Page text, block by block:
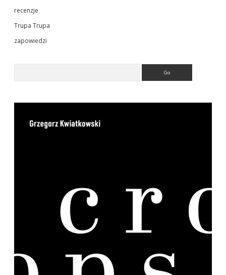
recenzje
Trupa Trupa
zapowiedzi